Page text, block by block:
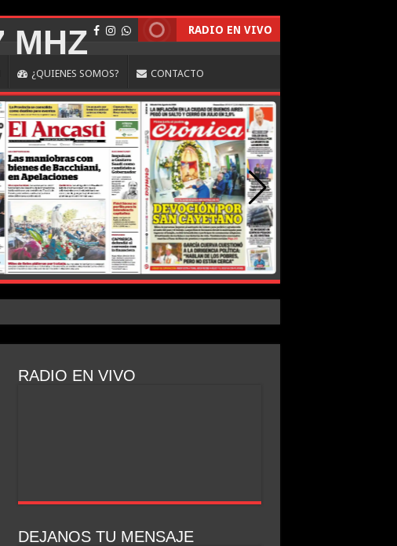
RADIO EN VIVO
¿QUIENES SOMOS? CONTACTO
RADIO EN VIVO
DEJANOS TU MENSAJE